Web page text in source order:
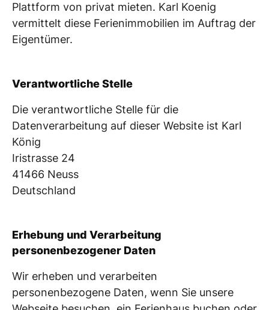
Plattform von privat mieten. Karl Koenig
vermittelt diese Ferienimmobilien im Auftrag der
Eigentümer.
Verantwortliche Stelle
Die verantwortliche Stelle für die
Datenverarbeitung auf dieser Website ist Karl
König
Iristrasse 24
41466 Neuss
Deutschland
Erhebung und Verarbeitung
personenbezogener Daten
Wir erheben und verarbeiten
personenbezogene Daten, wenn Sie unsere